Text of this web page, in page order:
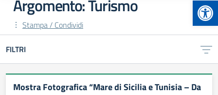
Argomento: Turismo
Stampa / Condividi
FILTRI
Mostra Fotografica “Mare di Sicilia e Tunisia – Da